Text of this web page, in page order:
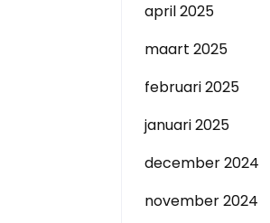
april 2025
maart 2025
februari 2025
januari 2025
december 2024
november 2024